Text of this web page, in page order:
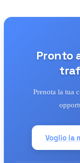
Pronto
Prenota la tua
Voglio la